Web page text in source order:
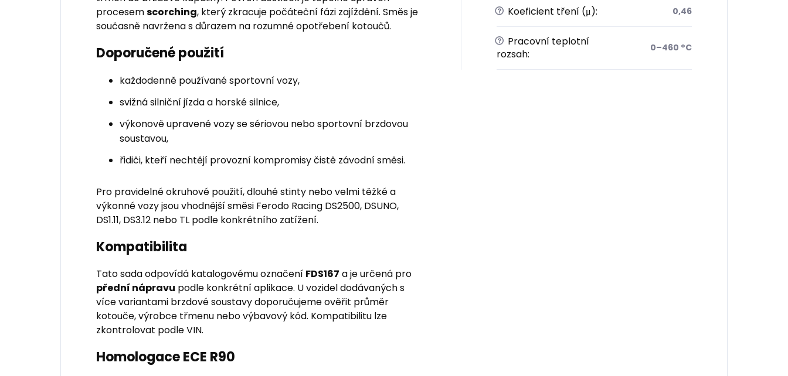
procesemscorching, který zkracuje počáteční fázi zajíždění. Směs je
současně navržena s důrazem na rozumné opotřebení kotoučů.
Doporučené použití
každodenně používané sportovní vozy,
svižná silniční jízda a horské silnice,
výkonově upravené vozy se sériovou nebo sportovní brzdovou
soustavou,
řidiči, kteří nechtějí provozní kompromisy čistě závodní směsi.
Pro pravidelné okruhové použití, dlouhé stinty nebo velmi těžké a
výkonné vozy jsou vhodnější směsi Ferodo Racing DS2500, DSUNO,
DS1.11, DS3.12 nebo TL podle konkrétního zatížení.
Kompatibilita
Tato sada odpovídá katalogovému označení FDS167 a je určená pro
přední nápravu podle konkrétní aplikace. U vozidel dodávaných s
více variantami brzdové soustavy doporučujeme ověřit průměr
kotouče, výrobce třmenu nebo výbavový kód. Kompatibilitu lze
zkontrolovat podle VIN.
Homologace ECE R90
? Koeficient tření (μ): 0,46
? Pracovní teplotní
rozsah: 0–460 °C